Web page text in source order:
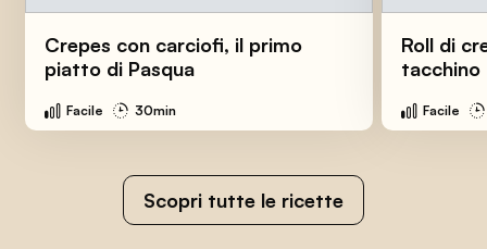
Crepes con carciofi, il primo
piatto di Pasqua
Facile 30min
Roll di
tacchino
Facile
Scopri tutte le ricette